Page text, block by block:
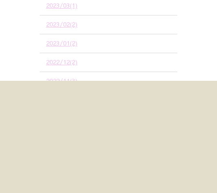
2023/03(1)
2023/02(2)
2023/01(2)
2022/12(2)
2022/11(3)